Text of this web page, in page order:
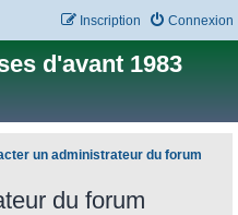
Connexion
Inscription
d'avant 1983
un administrateur du forum
du forum